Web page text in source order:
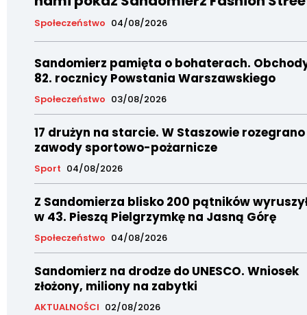
Społeczeństwo 04/08/2026
Sandomierz pamięta o bohaterach.
82. rocznicy Powstania Warszawskiego
Społeczeństwo 03/08/2026
17 drużyn na starcie. W Staszowie rozegrano
zawody sportowo-pożarnicze
Sport 04/08/2026
Z Sandomierza blisko 200 pątników
w 43. Pieszą Pielgrzymkę na Jasną Górę
Społeczeństwo 04/08/2026
Sandomierz na drodze do UNESCO. Wniosek
złożony, miliony na zabytki
AKTUALNOŚCI 02/08/2026